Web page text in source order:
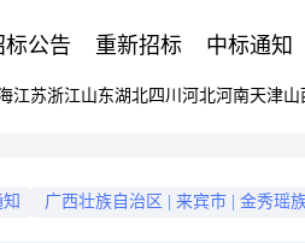
标公告 重新招标 中标通知
江苏浙江山东湖北四川 河北河南天津山
广西壮族自治区 来宾市 金秀瑶